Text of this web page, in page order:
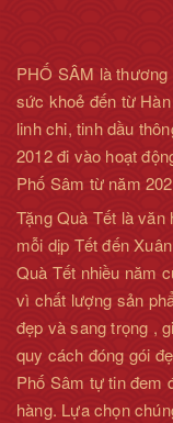
PHỐ SÂM là
sức khoẻ đến từ
linh chi, tinh dầu
2012 đi vào hoạt
Phố Sâm từ năm
Tặng Quà Tết là
mỗi dịp Tết đến
Quà Tết nhiều năm
vì chất lượng sản
đẹp và sang trọng ,
quy cách đóng gói
Phố Sâm tự tin đem
hàng. Lựa chọn